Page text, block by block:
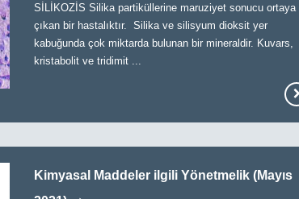
SİLİKOZİS Silika partiküllerine maruziyet sonucu ortaya
çıkan bir hastalıktır. Silika ve silisyum dioksit yer
kabuğunda çok miktarda bulunan bir mineraldir. Kuvars,
kristabolit ve tridimit ...
Kimyasal Maddeler ilgili Yönetmelik (Mayıs